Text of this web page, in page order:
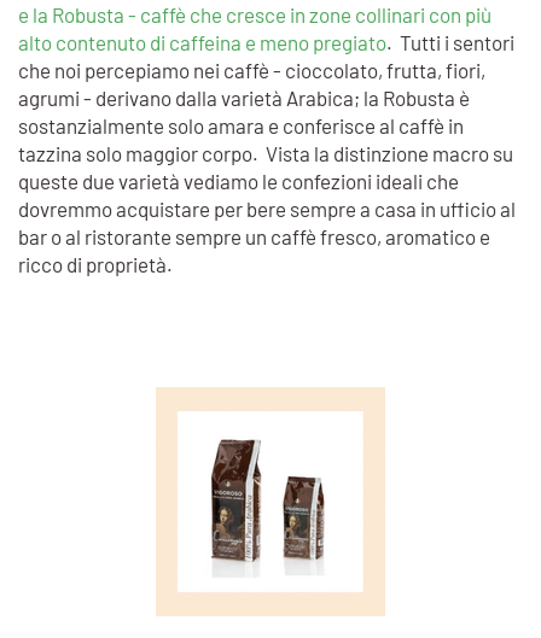
e la Robusta - caffè che cresce in zone collinari con più
alto contenuto di caffeina e meno pregiato. Tutti i sentori
che noi percepiamo nei caffè - cioccolato, frutta, fiori,
agrumi - derivano dalla varietà Arabica; la Robusta è
sostanzialmente solo amara e conferisce al caffè in
tazzina solo maggior corpo. Vista la distinzione macro su
queste due varietà vediamo le confezioni ideali che
dovremmo acquistare per bere sempre a casa in ufficio al
bar o al ristorante sempre un caffè fresco, aromatico e
ricco di proprietà.